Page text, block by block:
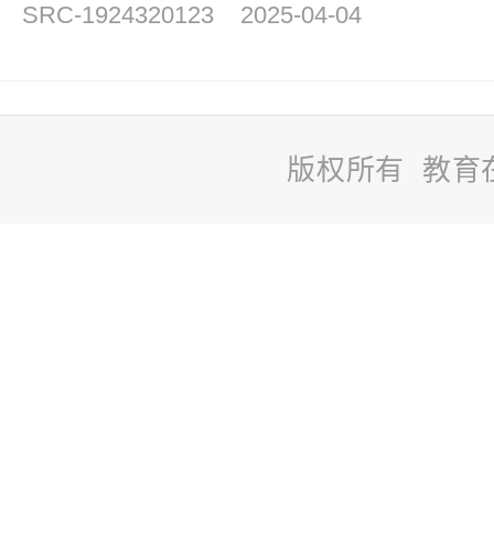
SRC-1924320123 2025-04-04
版权所有 教育